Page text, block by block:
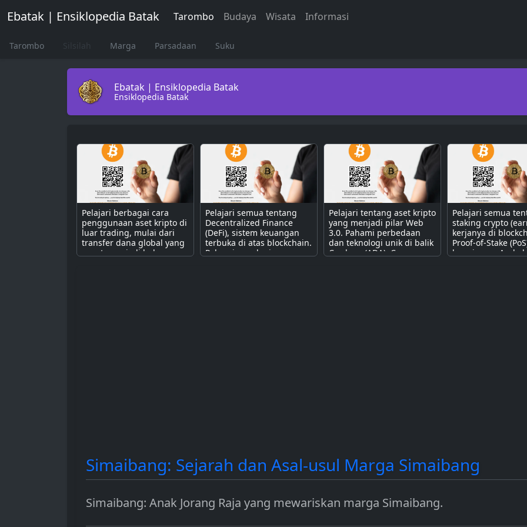
Ebatak | Ensiklopedia Batak Tarombo Budaya Wisata Informasi
Tarombo Marga Parsadaan Suku
Ebatak | Ensiklopedia Batak
Ensiklopedia Batak
Pelajari berbagai cara
penggunaan aset kripto di
luar trading, mulai dari
transfer dana global yang
cepat, menjadi bahan
Pelajari semua tentang
Decentralized Finance
(DeFi), sistem keuangan
terbuka di atas blockchain.
Pahami cara kerjanya
Pelajari tentang aset kripto
yang menjadi pilar Web
3.0. Pahami perbedaan
dan teknologi unik di balik
Cardano (ADA), Cosmos
Pelajari semua
staking crypto
kerjanya di
Proof-of-Stake
bagaimana Anda
Simaibang: Sejarah dan Asal-usul Marga Simaibang
Simaibang: Anak Jorang Raja yang mewariskan marga Simaibang.